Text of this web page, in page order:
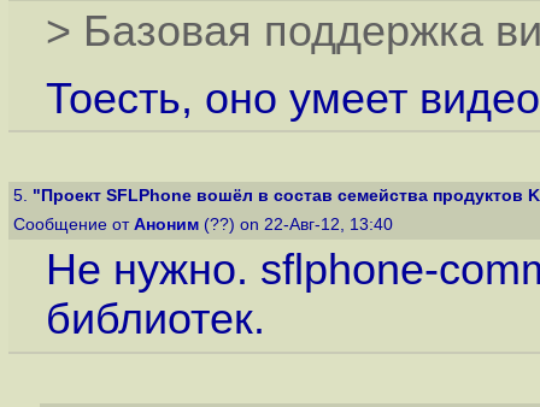
> Базовая поддержка
Тоесть, оно умеет
5. "Проект SFLPhone вошёл в состав семейства продуктов
Сообщение от Аноним (??) on 22-Авг-12, 13:40
Не нужно. sflphone-
библиотек.